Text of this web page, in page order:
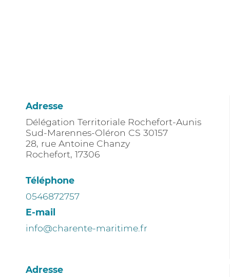
Adresse
Délégation Territoriale Rochefort-Aunis
Sud-Marennes-Oléron CS 30157
28, rue Antoine Chanzy
Rochefort, 17306
Téléphone
0546872757
E-mail
info@charente-maritime.fr
Adresse